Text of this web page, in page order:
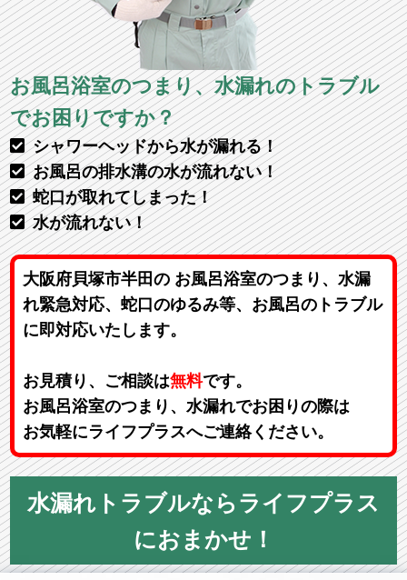
お風呂浴室のつまり、水漏れのトラブル
でお困りですか？
シャワーヘッドから水が漏れる！
お風呂の排水溝の水が流れない！
蛇口が取れてしまった！
水が流れない！
大阪府貝塚市半田の お風呂浴室のつまり、水漏
れ緊急対応、蛇口のゆるみ等、お風呂のトラブル
に即対応いたします。
お見積り、ご相談は無料です。
お風呂浴室のつまり、水漏れでお困りの際は
お気軽にライフプラスへご連絡ください。
水漏れトラブルならライフプラス
におまかせ！